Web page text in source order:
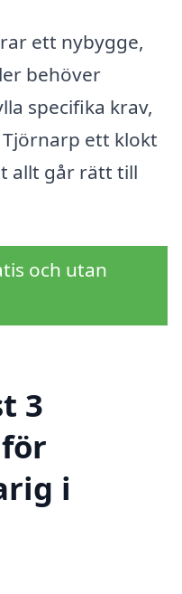
ett nybygge,
behöver
specifika krav,
ett klokt
allt går rätt till
och utan
3
i